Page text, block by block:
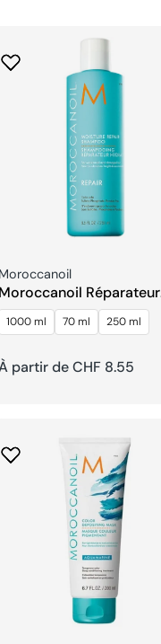
Fournisseur:
Moroccanoil
Moroccanoil Réparateur
Shampooing
1000 ml 70 ml 250 ml
partir de CHF 8.55